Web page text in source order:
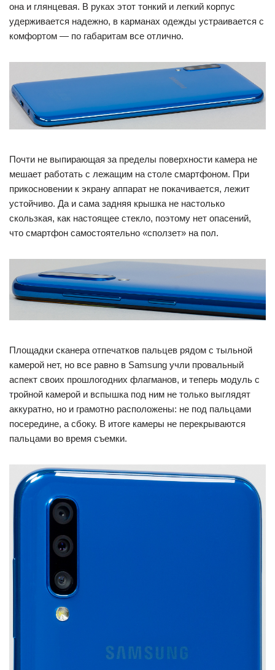
она и глянцевая. В руках этот тонкий и легкий корпус
удерживается надежно, в карманах одежды устраивается с
комфортом — по габаритам все отлично.
Почти не выпирающая за пределы поверхности камера не
мешает работать с лежащим на столе смартфоном. При
прикосновении к экрану аппарат не покачивается, лежит
устойчиво. Да и сама задняя крышка не настолько
скользкая, как настоящее стекло, поэтому нет опасений,
что смартфон самостоятельно «сползет» на пол.
Площадки сканера отпечатков пальцев рядом с тыльной
камерой нет, но все равно в Samsung учли провальный
аспект своих прошлогодних флагманов, и теперь модуль с
тройной камерой и вспышка под ним не только выглядят
аккуратно, но и грамотно расположены: не под пальцами
посередине, а сбоку. В итоге камеры не перекрываются
пальцами во время съемки.